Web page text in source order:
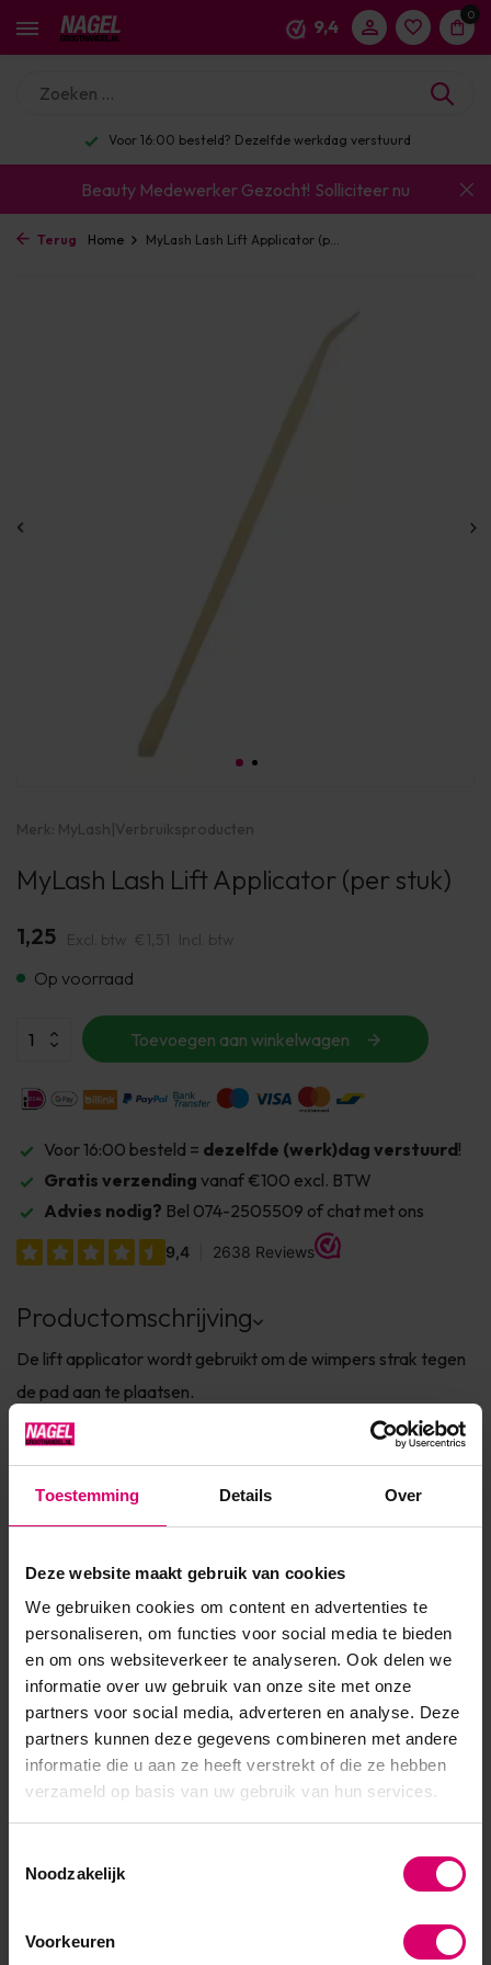
Toestemming Details Over
Deze website maakt gebruik van cookies
We gebruiken cookies om content en advertenties te
personaliseren, om functies voor social media te bieden
en om ons websiteverkeer te analyseren. Ook delen we
informatie over uw gebruik van onze site met onze
partners voor social media, adverteren en analyse. Deze
partners kunnen deze gegevens combineren met andere
informatie die u aan ze heeft verstrekt of die ze hebben
verzameld op basis van uw gebruik van hun services.
Noodzakelijk
Voorkeuren
9,4
0
Voor 16:00 besteld? Dezelfde werkdag verstuurd
Beauty Medewerker Gezocht! Solliciteer nu
Terug Home MyLash Lash Lift Applicator (p...
Merk: MyLash|Verbruiksproducten
MyLash Lash Lift Applicator (per stuk)
1,25 Excl. btw €1,51 Incl. btw
Op voorraad
Toevoegen aan winkelwagen
Voor 16:00 besteld = dezelfde (werk)dag verstuurd!
Gratis verzending vanaf €100 excl. BTW
Advies nodig? Bel 074-2505509 of chat met ons
Productomschrijving
De lift applicator wordt gebruikt om de wimpers strak tegen
de pad aan te plaatsen.
SKU 408465